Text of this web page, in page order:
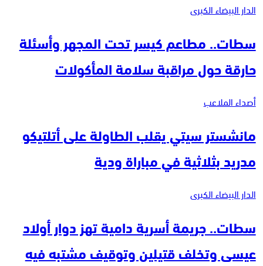
الدار البيضاء الكبرى
سطات.. مطاعم كيسر تحت المجهر وأسئلة
حارقة حول مراقبة سلامة المأكولات
أصداء الملاعب
مانشستر سيتي يقلب الطاولة على أتلتيكو
مدريد بثلاثية في مباراة ودية
الدار البيضاء الكبرى
سطات.. جريمة أسرية دامية تهز دوار أولاد
عيسى وتخلف قتيلين وتوقيف مشتبه فيه